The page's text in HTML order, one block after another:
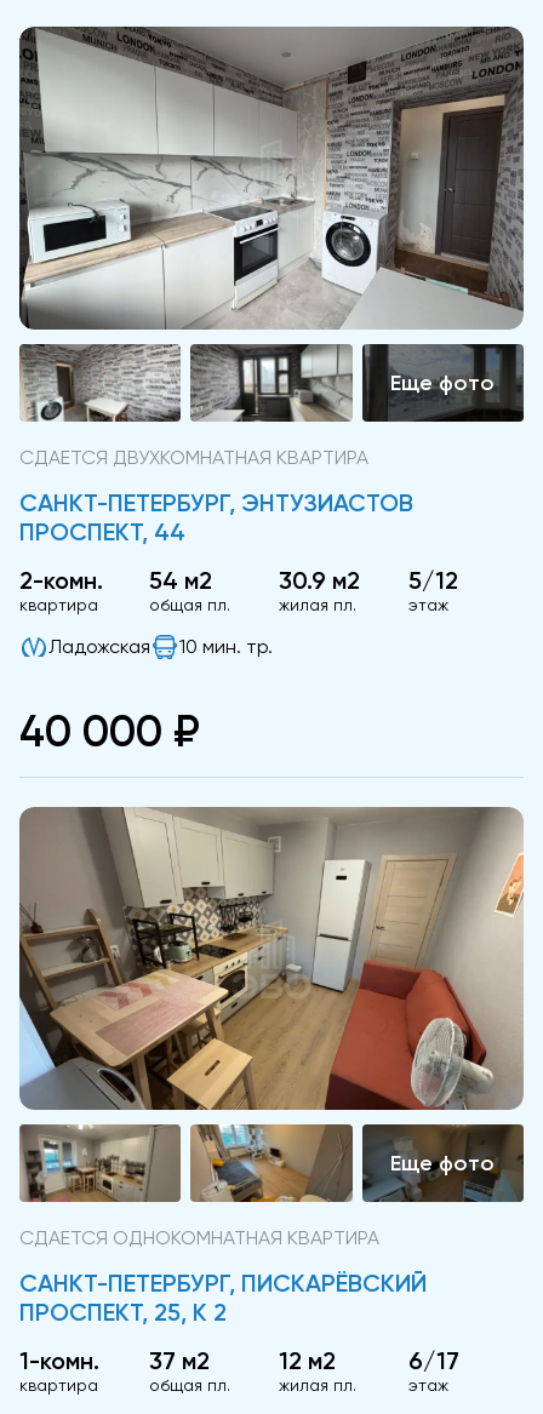
СДАЕТСЯ ДВУХКОМНАТНАЯ КВАРТИРА
САНКТ-ПЕТЕРБУРГ, ЭНТУЗИАСТОВ
ПРОСПЕКТ, 44
2-комн.
квартира
54 м2
общая пл.
30.9 м2
жилая пл.
5/12
этаж
Ладожская 10 мин. тр.
40 000 ₽
СДАЕТСЯ ОДНОКОМНАТНАЯ КВАРТИРА
САНКТ-ПЕТЕРБУРГ, ПИСКАРЁВСКИЙ
ПРОСПЕКТ, 25, К 2
1-комн.
квартира
37 м2
общая пл.
12 м2
жилая пл.
6/17
этаж